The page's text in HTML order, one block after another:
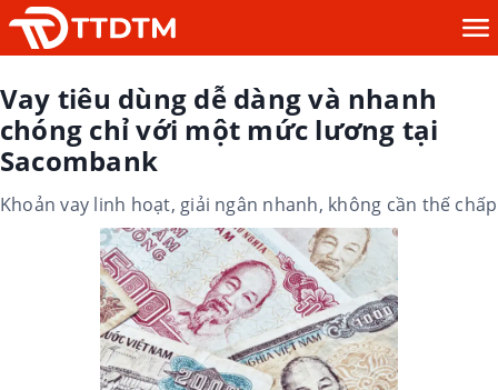
Vay tiêu dùng dễ dàng và nhanh
chóng chỉ với một mức lương tại
Sacombank
Khoản vay linh hoạt, giải ngân nhanh, không cần thế chấp